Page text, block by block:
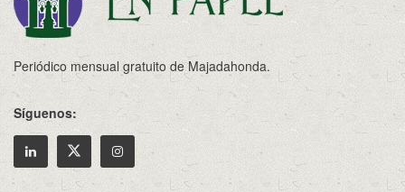
Periódico mensual gratuito de Majadahonda.
Síguenos: